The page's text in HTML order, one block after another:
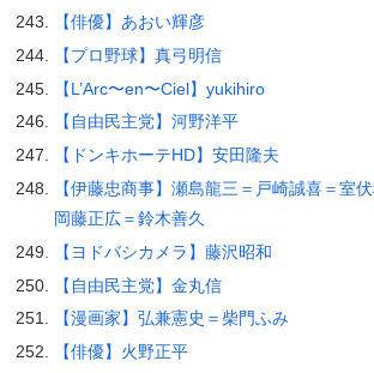
【俳優】あおい輝彦
【プロ野球】真弓明信
【L’Arc〜en〜Ciel】yukihiro
【自由民主党】河野洋平
【ドンキホーテHD】安田隆夫
【伊藤忠商事】瀬島龍三＝戸崎誠喜＝室
岡藤正広＝鈴木善久
【ヨドバシカメラ】藤沢昭和
【自由民主党】金丸信
【漫画家】弘兼憲史＝柴門ふみ
【俳優】火野正平